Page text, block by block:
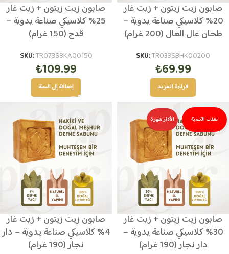
صابون زيت زيتون + زيت غار
20% كلاسيكي صناعة يدوية –
طحان عال العال (200 غرام)
SKU:TR033SBHK00200
₺69.99
قراءة المزيد
صابون زيت زيتون + زيت غار
25% كلاسيكي صناعة يدوية –
قدح (150 غرام)
SKU:TR073SBKA00150
₺109.99
إضافة إلى السلة
نفذت الكمية الأكثر شهرة
صابون زيت زيتون + زيت غار
30% كلاسيكي صناعة يدوية –
دار نجار (190 غرام)
صابون زيت زيتون + زيت غار
4% كلاسيكي صناعة يدوية – دار
نجار (190 غرام)